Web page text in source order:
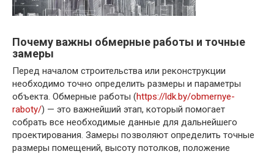
Почему важны обмерные работы и точные
замеры
Перед началом строительства или реконструкции
необходимо точно определить размеры и параметры
объекта. Обмерные работы (https://ldk.by/obmernye-
raboty/) — это важнейший этап, который помогает
собрать все необходимые данные для дальнейшего
проектирования. Замеры позволяют определить точные
размеры помещений, высоту потолков, положение